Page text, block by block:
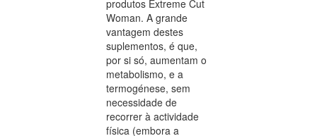
produtos Extreme Cut
Woman. A grande
vantagem destes
suplementos, é que,
por si só, aumentam o
metabolismo, e a
termogénese, sem
necessidade de
recorrer à actividade
física (embora a